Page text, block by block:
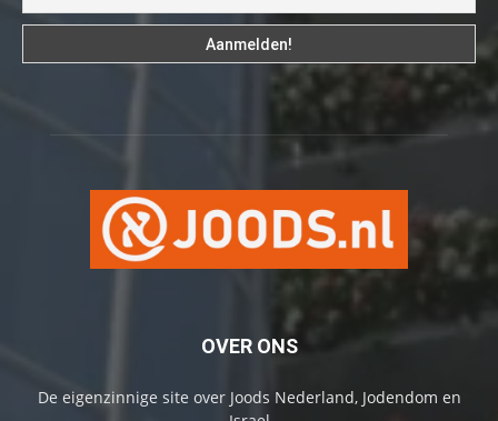
OVER ONS
De eigenzinnige site over Joods Nederland, Jodendom en